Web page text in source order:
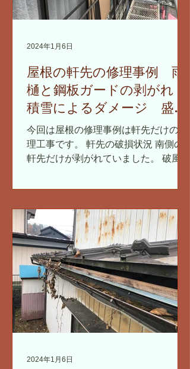
屋根の軒先の修理事例 雨
樋と鋼板ガードの剥がれ
積雪によるダメージ 盛岡
市
今回は屋根の修理事例は軒先だけの修
理工事です。 軒先の破損状況 南側の
軒先だけが剥がれていました。 破風板
イタ）からベリベリと剥がれている状
クシイタ）とも表現したりします。...
2024年1月6日
2024年1月6日